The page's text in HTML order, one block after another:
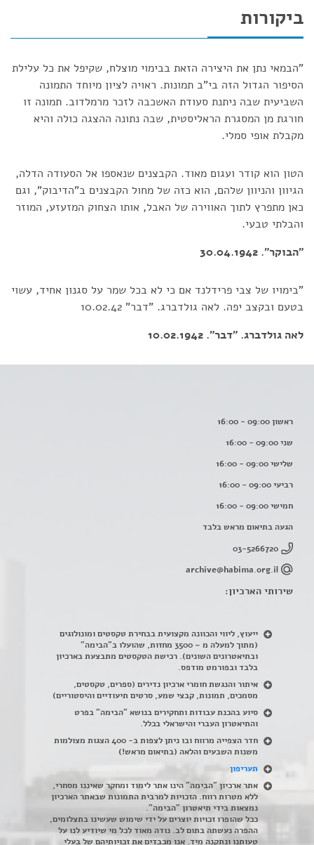
ביקורות
"הבמאי נתן את היצירה הזאת בבימוי מוצלח, שקיפל את כל עלילת
הסיפור הגדול הזה בי"ב תמונות. ראויה לציון מיוחד התמונה
השביעית שבה ניתנת סעודת האשכבה לזכר מרמלדוב. תמונה זו
חורגת מן המסגרת הראליסטית, שבה נתונה ההצגה כולה והיא
מקבלת אופי סמלי.
הטון הוא קודר ועגום מאוד. הקבצנים שנאספו אל הסעודה הדלה,
הגיוון והניוון שלהם, הוא כזה של מחול הקבצנים ב"הדיבוק", וגם
כאן מתפרץ לתוך האווירה של האבל, אותו הצחוק המזעזע, המוזר
והבלתי טבעי.
"הבוקר". 30.04.1942
"בימויו של צבי פרידלנד אם כי לא בכל שמר על סגנון אחיד, עשוי
בטעם ובקצב יפה. לאה גולדברג. "דבר" 10.02.42
לאה גולדברג. "דבר". 10.02.1942
ראשון 09:00 - 16:00
שני 09:00 - 16:00
שלישי 09:00 - 16:00
רביעי 09:00 - 16:00
חמישי 09:00 - 16:00
הגעה בתיאום מראש בלבד
03-5266720
archive@habima.org.il
שירותי הארכיון:
ייעוץ, ליווי והכוונה מקצועית בבחירת טקסטים ומונולוגים
(מתוך למעלה מ – 3500 מחזות, שהועלו ב"הבימה"
ובתיאטרונים השונים). רכישת הטקסטים מתבצעת בארכיון
בלבד ובפורמט מודפס.
איתור והנגשת חומרי ארכיון נדירים (ספרים, טקסטים,
מסמכים, תמונות, קבצי שמע, סרטים תיעודיים והיסטוריים)
סיוע בהכנת עבודות ותחקירים בנושא "הבימה" בפרט
והתיאטרון העברי והישראלי בכלל.
חדר הצפייה מרווח ובו ניתן לצפות ב- 400 הצגות מצולמות
משנות השבעים והלאה (בתיאום מראש!)
תעריפון
אתר ארכיון "הבימה" הינו אתר לימוד ומחקר שאיננו מסחרי,
ללא מטרות רווח. הזכויות למרבית התמונות שבאתר הארכיון
נמצאות בידי תיאטרון "הבימה".
ככל שהופרו זכויות יוצרים על ידי שימוש שעשינו בתצלומים,
ההפרה נעשתה בתום לב. נודה מאוד לכל מי שיודיע לנו על
טעותנו ונתקנה מיד. אנו מכבדים את זכויותיהם של בעלי